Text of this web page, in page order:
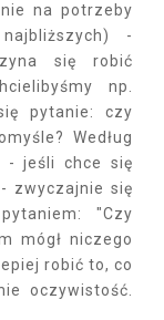
na potrzeby
-
się robić
np.
pytanie: czy
Według
- jeśli chce się
zwyczajnie się
"Czy
mógł niczego
robić to, co
oczywistość.